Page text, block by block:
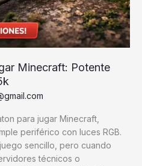
Minecraft: Potente
para jugar Minecraft,
periférico con luces RGB.
sencillo, pero cuando
técnicos o